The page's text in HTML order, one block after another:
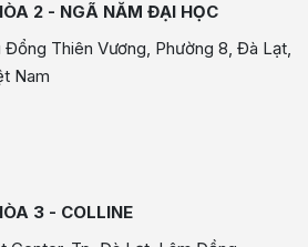
2 - NGÃ NĂM ĐẠI HỌC
Thiên Vương, Phường 8, Đà Lạt,
Nam
3 - COLLINE